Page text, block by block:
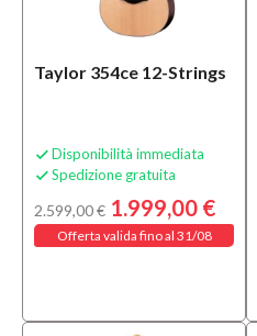
Taylor 354ce 12-Strings
 Disponibilità immediata
 Spedizione gratuita
2.599,00 € 1.999,00 €
Offerta valida fino al 31/08